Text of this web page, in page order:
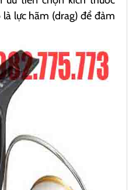
lực hãm (drag) để đảm